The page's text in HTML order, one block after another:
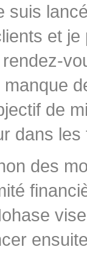
suis
et
de
dans les
des